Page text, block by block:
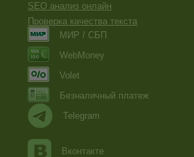
SEO анализ онлайн
Проверка качества текста
МИР / СБП
WebMoney
Volet
Безналичный платеж
Telegram
Вконтакте